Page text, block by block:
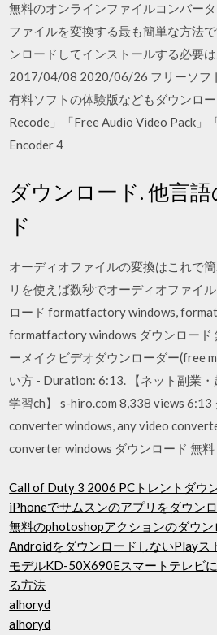
無料のオンラインファイルコンバー
ファイルを変換する最も簡単な方法
ンロードしてインストールする必要は
2017/04/08 2020/06/26 フリーソフ
有料ソフトの体験版などもダウンロ
Recode」「Free Audio Video Pack
Encoder 4
ダウンロード. 他言
ド
オーディオファイルの変換はこれで
リを使えば数秒でオーディオファイ
ロード formatfactory windows,
formatfactory windows ダウンロード
ーメイクビデオダウンローダー(free
い方 - Duration: 6:13. 【ネット副業
学習ch】 s-hiro.com 8,338 views 6:13
converter windows, any video
converter windows ダウンロード 無料
Call of Duty 3 2006 PCトレントダウ
iPhoneでサムスンのアプリをダウン
無料のphotoshopアクションのダウン
AndroidをダウンロードしないPlayス
モデルKD-50X690Eスマートテレビ
る方法
alhoryd
alhoryd